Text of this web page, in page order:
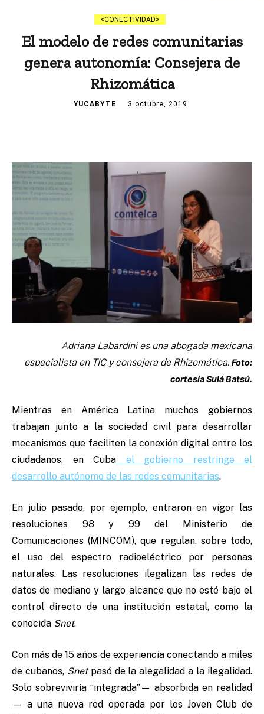
CONECTIVIDAD
El modelo de redes comunitarias
genera autonomía: Consejera de
Rhizomática
YUCABYTE 3 octubre, 2019
Adriana Labardini es una abogada mexicana
especialista en TIC y consejera de Rhizomática. Foto:
cortesía Sulá Batsú.
Mientras en América Latina muchos gobiernos
trabajan junto a la sociedad civil para desarrollar
mecanismos que faciliten la conexión digital entre los
ciudadanos, en Cuba
el gobierno restringe el
desarrollo autónomo de las redes comunitarias.
En julio pasado, por ejemplo, entraron en vigor las
resoluciones 98 y 99 del Ministerio de
Comunicaciones (MINCOM), que regulan, sobre todo,
el uso del espectro radioeléctrico por personas
naturales. Las resoluciones ilegalizan las redes de
datos de mediano y largo alcance que no esté bajo el
control directo de una institución estatal, como la
conocida Snet.
Con más de 15 años de experiencia conectando a miles
de cubanos, Snetpasó de la alegalidad a la ilegalidad.
Solo sobreviviría “integrada”— absorbida en realidad
— a una nueva red operada por los Joven Club de